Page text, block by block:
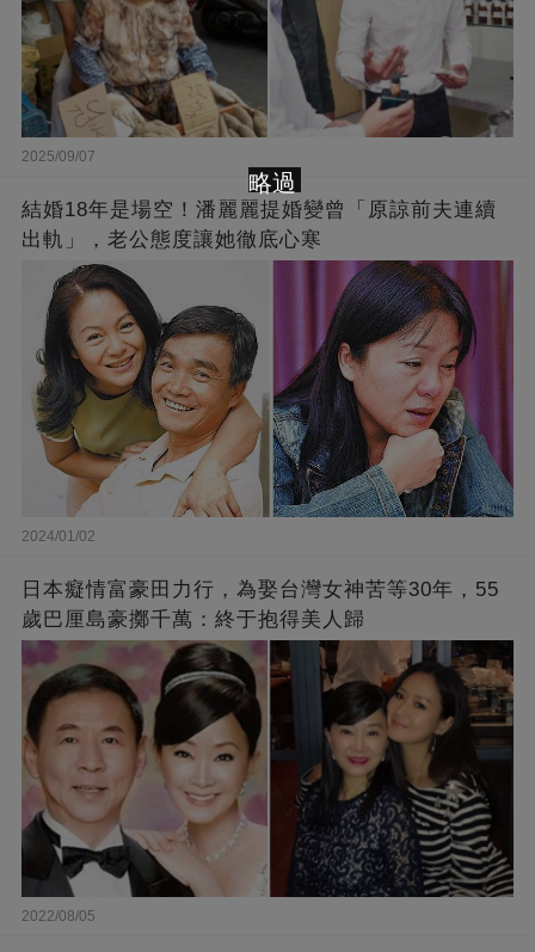
2025/09/07
結婚18年是場空！潘麗麗提婚變曾「原諒前夫連續
出軌」，老公態度讓她徹底心寒
2024/01/02
日本癡情富豪田力行，為娶台灣女神苦等30年，55
歲巴厘島豪擲千萬：終于抱得美人歸
2022/08/05
略過